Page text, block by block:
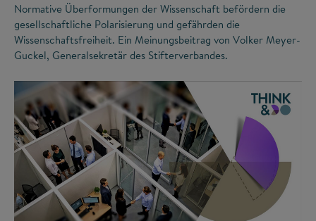
Normative Überformungen der Wissenschaft befördern die
gesellschaftliche Polarisierung und gefährden die
Wissenschaftsfreiheit. Ein Meinungsbeitrag von Volker Meyer-
Guckel, Generalsekretär des Stifterverbandes.